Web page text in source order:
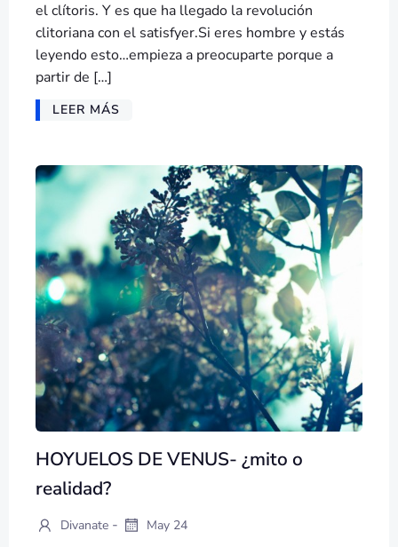
el clítoris. Y es que ha llegado la revolución
clitoriana con el satisfyer.Si eres hombre y estás
leyendo esto…empieza a preocuparte porque a
partir de […]
LEER MÁS
HOYUELOS DE VENUS- ¿mito o
realidad?
Divanate - May 24